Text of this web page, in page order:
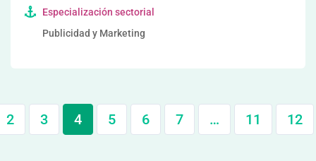
Especialización sectorial
Publicidad y Marketing
2 3 4 5 6 7 … 11 12